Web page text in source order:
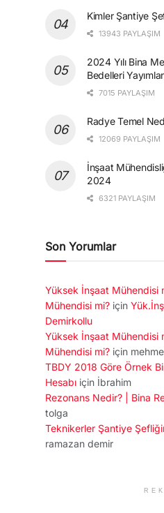
Kimler Şantiye
13943 PAYLAŞIM
2024 Yılı Bina
Bedelleri
7015 PAYLAŞIM
Radye Temel
12069 PAYLAŞIM
İnşaat
2024
6321 PAYLAŞIM
Son Yorumlar
Yüksek İnşaat Mühendisi
Mühendisi mi? için
Demirkollu
Yüksek İnşaat Mühendisi
Mühendisi mi? için
TBDY 2018 Göre Örnek
Hesabı için İbrahim
Rezonans Nedir? | Bina
tolga
Teknikerler Şantiye
ramazan demir